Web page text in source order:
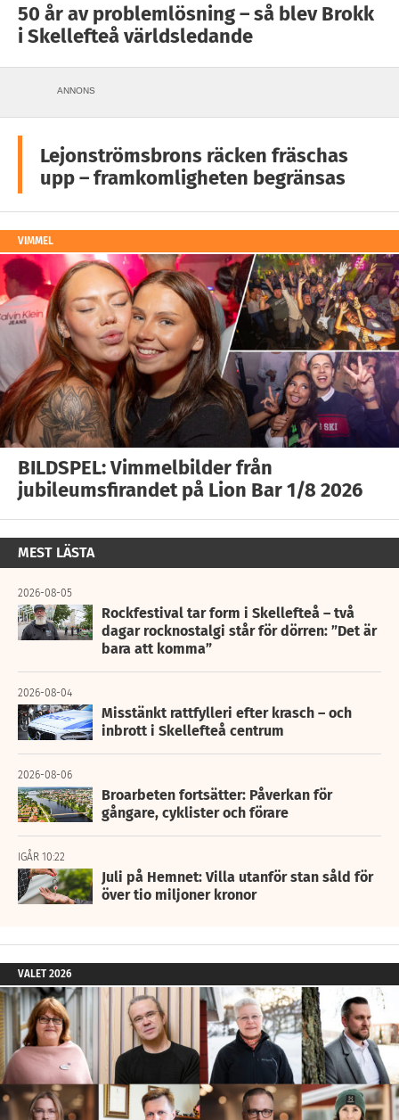
50 år av problemlösning – så blev Brokk
i Skellefteå världsledande
ANNONS
Lejonströmsbrons räcken fräschas
upp – framkomligheten begränsas
VIMMEL
BILDSPEL: Vimmelbilder från
jubileumsfirandet på Lion Bar 1/8 2026
MEST LÄSTA
2026-08-05
Rockfestival tar form i Skellefteå – två
dagar rocknostalgi står för dörren: ”Det är
bara att komma”
2026-08-04
Misstänkt rattfylleri efter krasch – och
inbrott i Skellefteå centrum
2026-08-06
Broarbeten fortsätter: Påverkan för
gångare, cyklister och förare
IGÅR 10:22
Juli på Hemnet: Villa utanför stan såld för
över tio miljoner kronor
VALET 2026